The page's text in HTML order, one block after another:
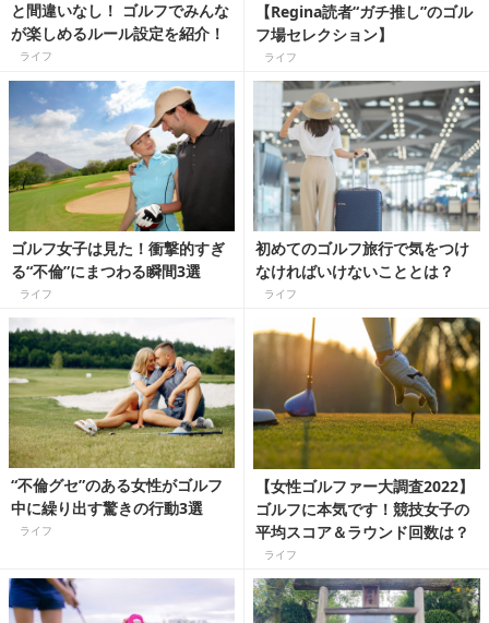
と間違いなし！ ゴルフでみんな
が楽しめるルール設定を紹介！
ライフ
【Regina読者“ガチ推し”のゴル
フ場セレクション】
ライフ
ゴルフ女子は見た！衝撃的すぎ
る“不倫”にまつわる瞬間3選
ライフ
初めてのゴルフ旅行で気をつけ
なければいけないこととは？
ライフ
“不倫グセ”のある女性がゴルフ
中に繰り出す驚きの行動3選
ライフ
【女性ゴルファー大調査2022】
ゴルフに本気です！競技女子の
平均スコア＆ラウンド回数は？
ライフ